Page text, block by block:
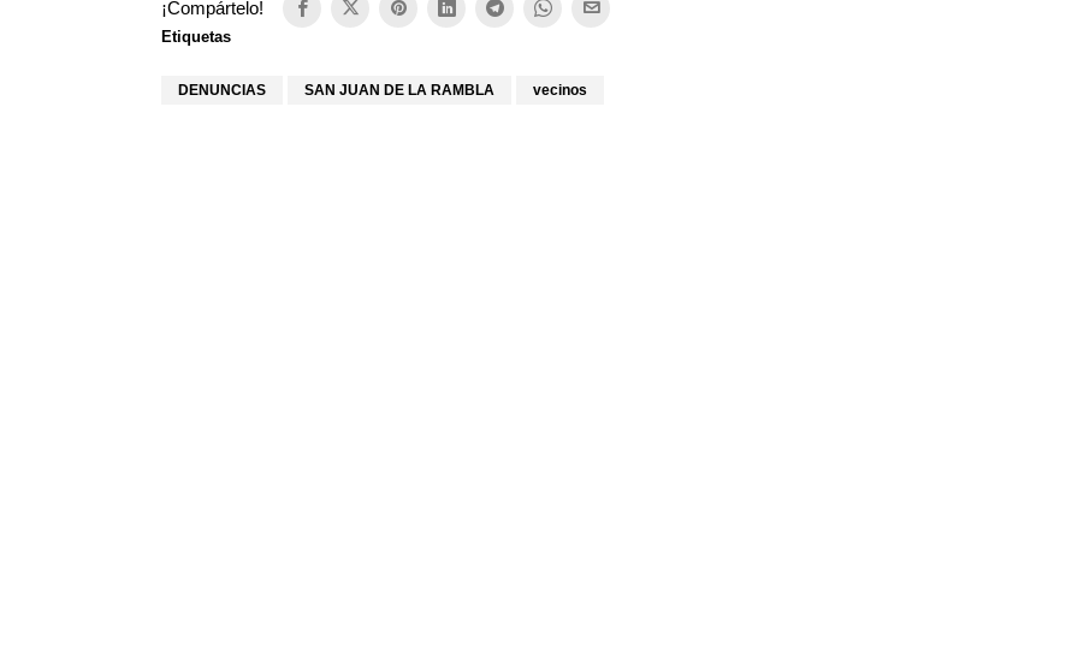
¡Compártelo!
Etiquetas
DENUNCIAS SAN JUAN DE LA RAMBLA vecinos